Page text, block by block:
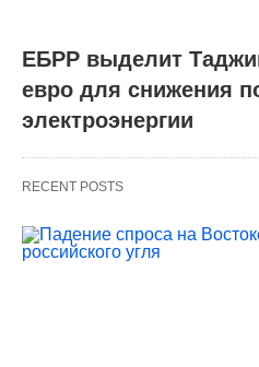
ЕБРР выделит
евро для снижения
электроэнергии
RECENT POSTS